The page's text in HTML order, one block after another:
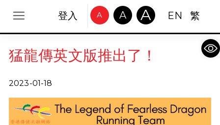
登入 A A A EN 繁
猛龍傳英文版推出了！
2023-01-18